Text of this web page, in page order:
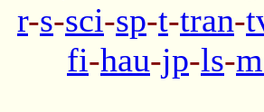
r-s-sci-sp-t-tran-
fi-hau-jp-ls-